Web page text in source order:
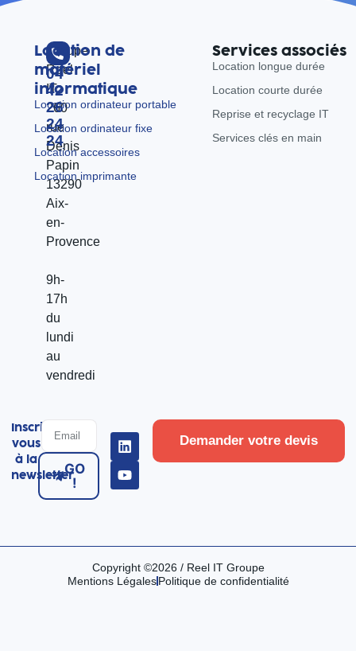
Groupe
Reel
IT
260
rue
Denis
Papin
13290
Aix-
en-
Provence
9h-
17h
du
lundi
au
vendredi
04
42
26
24
24
Location de
matériel
informatique
Location ordinateur portable
Location ordinateur fixe
Location accessoires
Location imprimante
Services associés
Location longue durée
Location courte durée
Reprise et recyclage IT
Services clés en main
Inscrivez-
vous
à la
newsletterGO
!
Demander votre devis
Copyright ©2026 / Reel IT Groupe
Mentions Légales Politique de confidentialité